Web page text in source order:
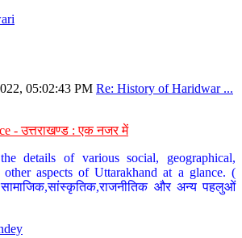
05:02:43 PM Re: History of Haridwar ...
- उत्तराखण्ड : एक नजर में
details of various social, geographical,
aspects of Uttarakhand at a glance. (
और अन्य पहलुओं